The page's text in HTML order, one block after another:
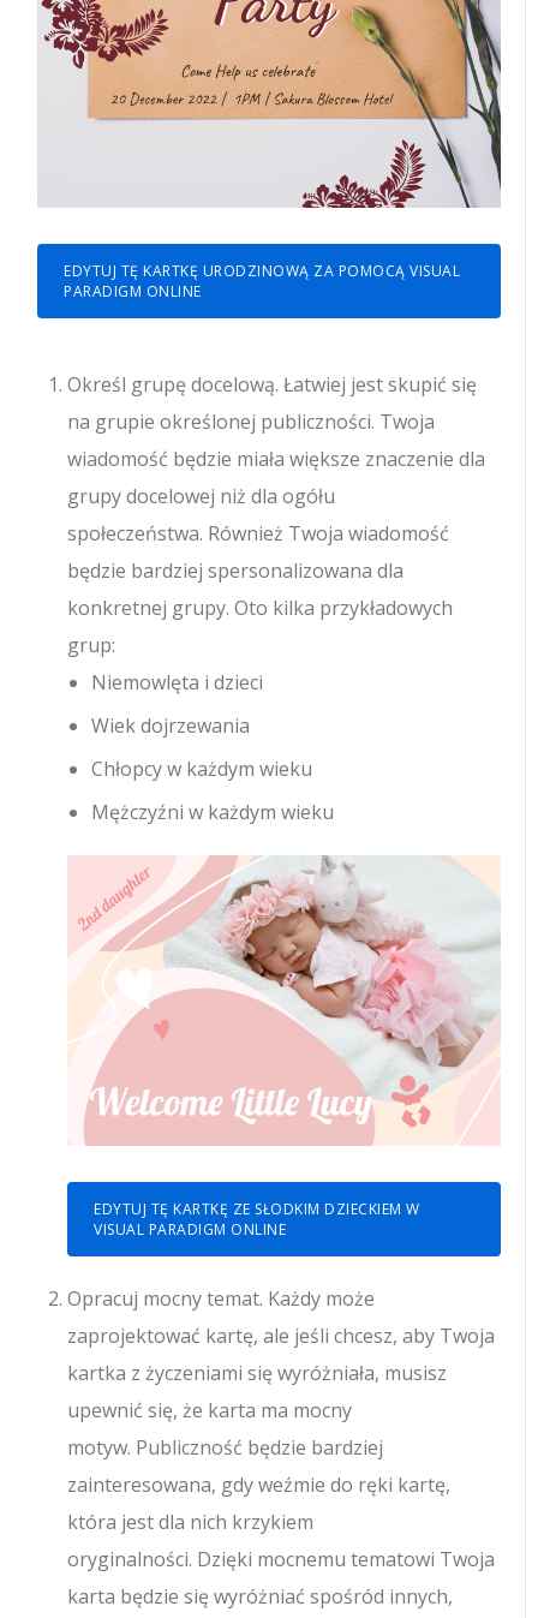
EDYTUJ TĘ KARTKĘ URODZINOWĄ ZA POMOCĄ VISUAL
PARADIGM ONLINE
Określ grupę docelową. Łatwiej jest skupić się
na grupie określonej publiczności. Twoja
wiadomość będzie miała większe znaczenie dla
grupy docelowej niż dla ogółu
społeczeństwa. Również Twoja wiadomość
będzie bardziej spersonalizowana dla
konkretnej grupy. Oto kilka przykładowych
grup:
Niemowlęta i dzieci
Wiek dojrzewania
Chłopcy w każdym wieku
Mężczyźni w każdym wieku
EDYTUJ TĘ KARTKĘ ZE SŁODKIM DZIECKIEM W
VISUAL PARADIGM ONLINE
Opracuj mocny temat. Każdy może
zaprojektować kartę, ale jeśli chcesz, aby Twoja
kartka z życzeniami się wyróżniała, musisz
upewnić się, że karta ma mocny
motyw. Publiczność będzie bardziej
zainteresowana, gdy weźmie do ręki kartę,
która jest dla nich krzykiem
oryginalności. Dzięki mocnemu tematowi Twoja
karta będzie się wyróżniać spośród innych,